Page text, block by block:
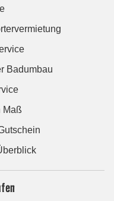
Badumbau
Maß